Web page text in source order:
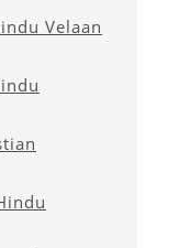
Velaan